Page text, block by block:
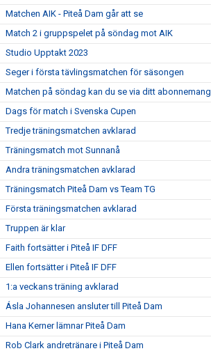
Matchen AIK - Piteå Dam går att se
Match 2 i gruppspelet på söndag mot AIK
Studio Upptakt 2023
Seger i första tävlingsmatchen för säsongen
Matchen på söndag kan du se via ditt abonnemang
Dags för match i Svenska Cupen
Tredje träningsmatchen avklarad
Träningsmatch mot Sunnanå
Andra träningsmatchen avklarad
Träningsmatch Piteå Dam vs Team TG
Första träningsmatchen avklarad
Truppen är klar
Faith fortsätter i Piteå IF DFF
Ellen fortsätter i Piteå IF DFF
1:a veckans träning avklarad
Ásla Johannesen ansluter till Piteå Dam
Hana Kerner lämnar Piteå Dam
Rob Clark andretränare i Piteå Dam